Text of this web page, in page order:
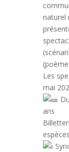
naturel
Les
mai
ans